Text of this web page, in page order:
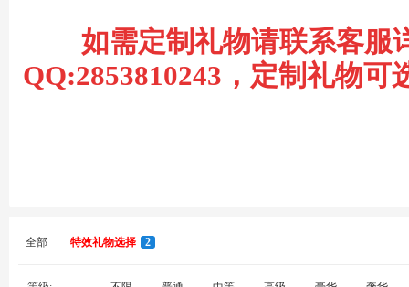
如需定制礼物请联系客服
QQ:2853810243，定制礼物可
全部 特效礼物选择 2